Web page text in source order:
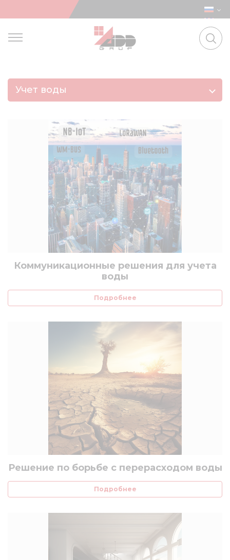
Учет воды
Коммуникационные решения для учета
воды
Подробнее
Решение по борьбе с перерасходом воды
Подробнее